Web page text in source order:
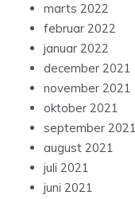
marts 2022
februar 2022
januar 2022
december 2021
november 2021
oktober 2021
september 2021
august 2021
juli 2021
juni 2021